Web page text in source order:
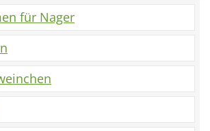
für Nager